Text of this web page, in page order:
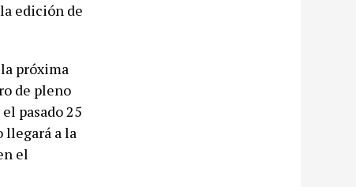
edición de
próxima
de pleno
pasado 25
llegará a la
el